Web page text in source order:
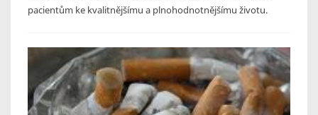
pacientům ke kvalitnějšímu a plnohodnotnějšímu životu.